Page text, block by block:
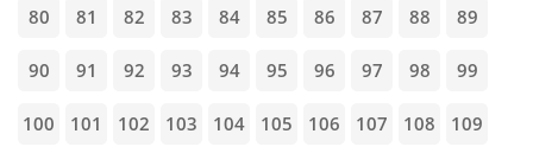
80 81 82 83 84 85 86 87 88 89
90 91 92 93 94 95 96 97 98 99
100 101 102 103 104 105 106 107 108 109